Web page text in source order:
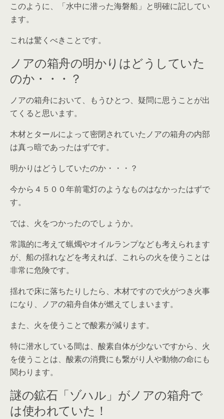
このように、「水中に潜った海磐船」と明確に記してい
ます。
これは驚くべきことです。
ノアの箱舟の明かりはどうしていた
のか・・・？
ノアの箱舟において、もうひとつ、疑問に思うことが出
てくると思います。
木材とタールによって密閉されていたノアの箱舟の内部
は真っ暗であったはずです。
明かりはどうしていたのか・・・？
今から４５００年前電灯のようなものはなかったはずで
す。
では、火をつかったのでしょうか。
常識的に考えて蝋燭やオイルランプなども考えられます
が、船の揺れなどを考えれば、これらの火を使うことは
非常に危険です。
揺れで床に落ちたりしたら、木材ですので火がつき火事
になり、ノアの箱舟自体が燃えてしまいます。
また、火を使うことで酸素が減ります。
特に潜水している間は、酸素自体が少ないですから、火
を使うことは、酸素の消費にも繋がり人や動物の命にも
関わります。
謎の鉱石「ゾハル」がノアの箱舟で
は使われていた！